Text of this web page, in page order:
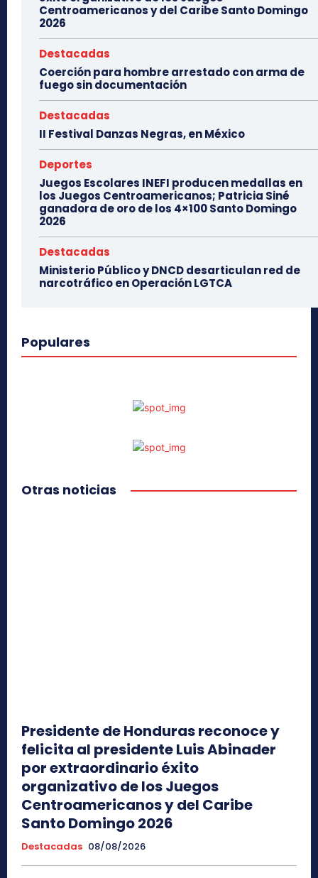
Centroamericanos y del Caribe Santo Domingo
2026
Destacadas
Coerción para hombre arrestado con arma de
fuego sin documentación
Destacadas
II Festival Danzas Negras, en México
Deportes
Juegos Escolares INEFI producen medallas en
los Juegos Centroamericanos; Patricia Siné
ganadora de oro de los 4×100 Santo Domingo
2026
Destacadas
Ministerio Público y DNCD desarticulan red de
narcotráfico en Operación LGTCA
Populares
Otras noticias
Presidente de Honduras reconoce y
felicita al presidente Luis Abinader
por extraordinario éxito
organizativo de los Juegos
Centroamericanos y del Caribe
Santo Domingo 2026
Destacadas 08/08/2026